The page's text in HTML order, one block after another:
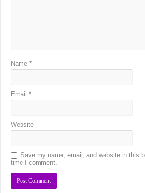
Name*
Email*
Website
Save my name, email, and website in this
time I comment.